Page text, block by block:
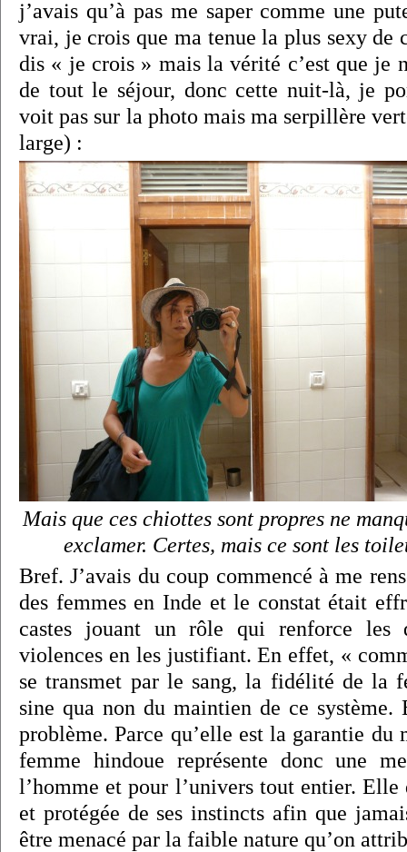
j’avais qu’à pas me saper comme une
vrai, je crois que ma tenue la plus sexy de
dis « je crois » mais la vérité c’est que je
de tout le séjour, donc cette nuit-là, je
voit pas sur la photo mais ma serpillère
large) :
Mais que ces chiottes sont propres ne
exclamer. Certes, mais ce sont les
Bref. J’avais du coup commencé à me
des femmes en Inde et le constat était
castes jouant un rôle qui renforce les
violences en les justifiant. En effet, «
se transmet par le sang, la fidélité de la
sine qua non du maintien de ce système.
problème. Parce qu’elle est la garantie du
femme hindoue représente donc une
l’homme et pour l’univers tout entier.
et protégée de ses instincts afin que
être menacé par la faible nature qu’on